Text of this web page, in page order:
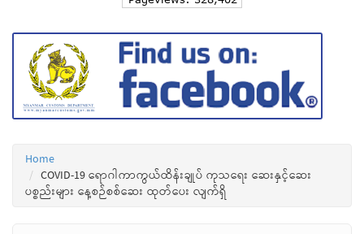
Home
COVID-19 ရောဂါကာကွယ်ထိန်းချုပ် ကုသရေး ဆေးနှင့်ဆေး
ပစ္စည်းများ နေ့စဉ်စစ်ဆေး ထုတ်ပေး လျက်ရှိ